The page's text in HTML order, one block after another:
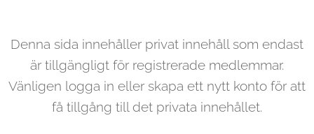
Denna sida innehåller privat innehåll som endast
är tillgängligt för registrerade medlemmar.
Vänligen logga in eller skapa ett nytt konto för att
få tillgång till det privata innehållet.